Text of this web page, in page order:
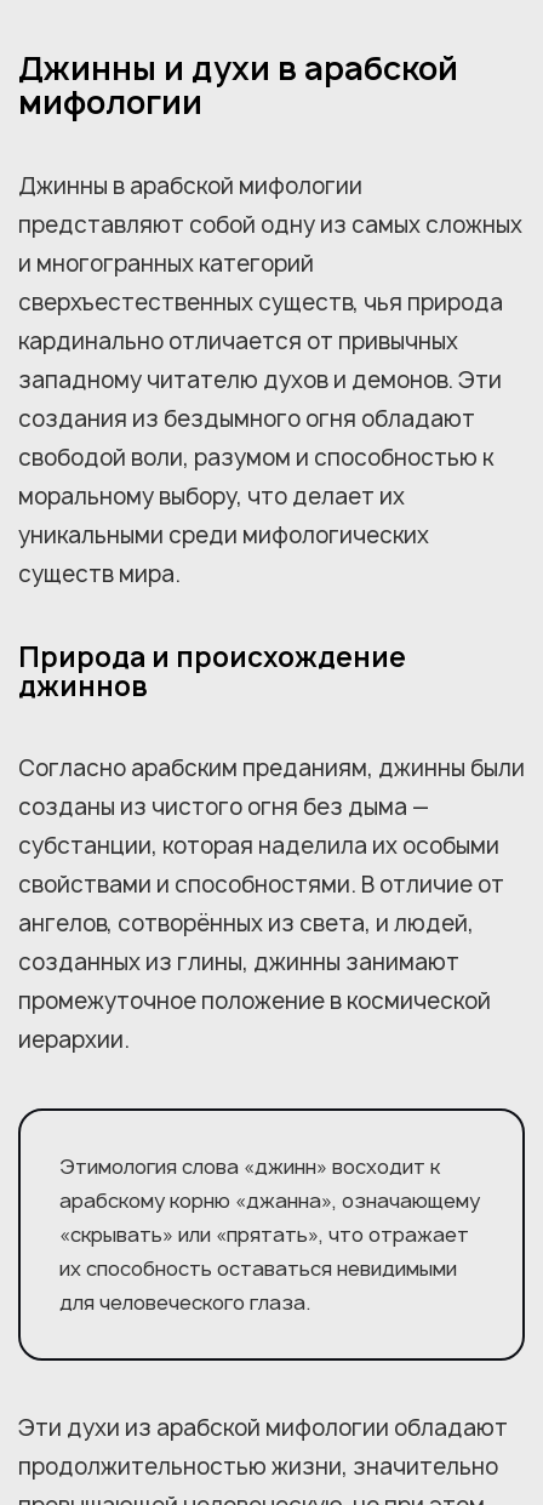
Джинны и духи в арабской
мифологии
Джинны в арабской мифологии
представляют собой одну из самых сложных
и многогранных категорий
сверхъестественных существ, чья природа
кардинально отличается от привычных
западному читателю духов и демонов. Эти
создания из бездымного огня обладают
свободой воли, разумом и способностью к
моральному выбору, что делает их
уникальными среди мифологических
существ мира.
Природа и происхождение
джиннов
Согласно арабским преданиям, джинны были
созданы из чистого огня без дыма —
субстанции, которая наделила их особыми
свойствами и способностями. В отличие от
ангелов, сотворённых из света, и людей,
созданных из глины, джинны занимают
промежуточное положение в космической
иерархии.
Этимология слова «джинн» восходит к
арабскому корню «джанна», означающему
«скрывать» или «прятать», что отражает
их способность оставаться невидимыми
для человеческого глаза.
Эти духи из арабской мифологии обладают
продолжительностью жизни, значительно